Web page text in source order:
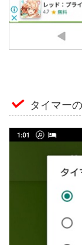
タイマー